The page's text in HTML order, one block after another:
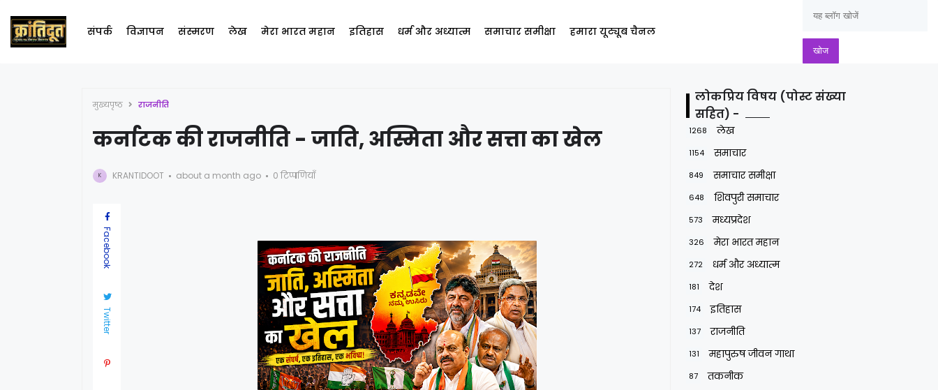
संपर्क विज्ञापन संस्मरण लेख मेरा भारत महान इतिहास धर्म और अध्यात्म समाचार समीक्षा हमारा यूट्यूब चैनल
मुख्यपृष्ठ राजनीति
कर्नाटक की राजनीति - जाति, अस्मिता और सत्ता का खेल
K KRANTIDOOT about a month ago 0 टिप्पणियाँ
Facebook
Twitter
लोकप्रिय विषय (पोस्ट संख्या
सहित) -
1268 लेख
1154 समाचार
849 समाचार समीक्षा
648 शिवपुरी समाचार
573 मध्यप्रदेश
326 मेरा भारत महान
272 धर्म और अध्यात्म
181 देश
174 इतिहास
137 राजनीति
131 महापुरुष जीवन गाथा
87 तकनीक